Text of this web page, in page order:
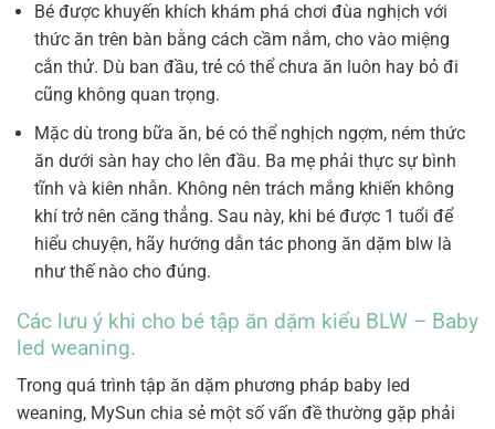
Bé được khuyến khích khám phá chơi đùa nghịch với
thức ăn trên bàn bằng cách cầm nắm, cho vào miệng
cắn thử. Dù ban đầu, trẻ có thể chưa ăn luôn hay bỏ đi
cũng không quan trọng.
Mặc dù trong bữa ăn, bé có thể nghịch ngợm, ném thức
ăn dưới sàn hay cho lên đầu. Ba mẹ phải thực sự bình
tĩnh và kiên nhẫn. Không nên trách mắng khiến không
khí trở nên căng thẳng. Sau này, khi bé được 1 tuổi để
hiểu chuyện, hãy hướng dẫn tác phong ăn dặm blw là
như thế nào cho đúng.
Các lưu ý khi cho bé tập ăn dặm kiểu BLW – Baby
led weaning.
Trong quá trình tập ăn dặm phương pháp baby led
weaning, MySun chia sẻ một số vấn đề thường gặp phải